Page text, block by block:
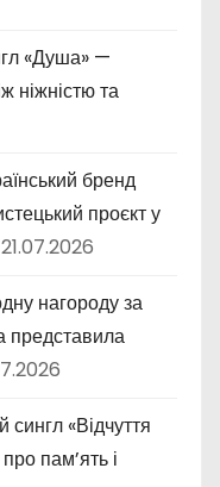
«Душа» —
ніжністю та
бренд
проєкт у
21.07.2026
нагороду за
представила
«Відчуття
пам’ять і